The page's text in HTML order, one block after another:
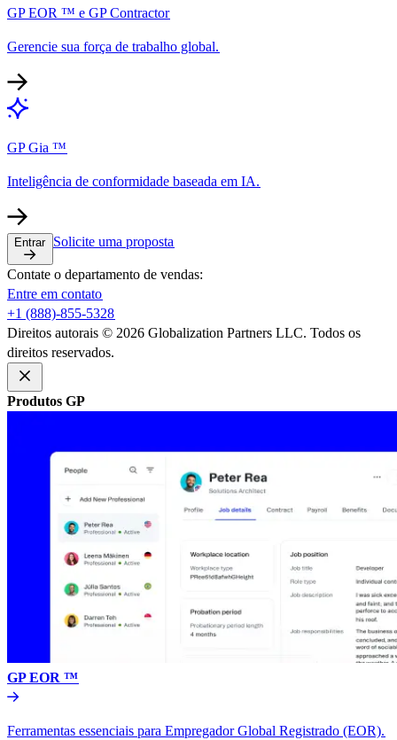
GP EOR ™ e GP Contractor​​
Gerencie sua força de trabalho global.​​
GP Gia ™​​
Inteligência de conformidade baseada em IA.​​
Entrar​​ Solicite uma proposta​​
Contate o departamento de vendas:​​
Entre em contato​​
+1 (888)-855-5328​​
Direitos autorais © 2026 Globalization Partners LLC. Todos os
direitos reservados.​​
Produtos GP​​
GP EOR ™​​
Ferramentas essenciais para Empregador Global Registrado (EOR).​​